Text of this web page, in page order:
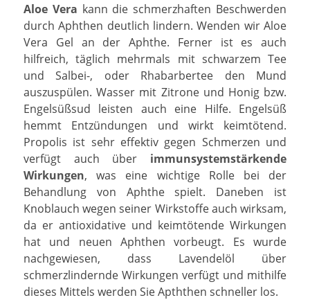
Aloe Vera kann die schmerzhaften Beschwerden
durch Aphthen deutlich lindern. Wenden wir Aloe
Vera Gel an der Aphthe. Ferner ist es auch
hilfreich, täglich mehrmals mit schwarzem Tee
und Salbei-, oder Rhabarbertee den Mund
auszuspülen. Wasser mit Zitrone und Honig bzw.
Engelsüßsud leisten auch eine Hilfe. Engelsüß
hemmt Entzündungen und wirkt keimtötend.
Propolis ist sehr effektiv gegen Schmerzen und
verfügt auch über immunsystemstärkende
Wirkungen, was eine wichtige Rolle bei der
Behandlung von Aphthe spielt. Daneben ist
Knoblauch wegen seiner Wirkstoffe auch wirksam,
da er antioxidative und keimtötende Wirkungen
hat und neuen Aphthen vorbeugt. Es wurde
nachgewiesen, dass Lavendelöl über
schmerzlindernde Wirkungen verfügt und mithilfe
dieses Mittels werden Sie Apththen schneller los.